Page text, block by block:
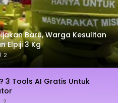
Baru, Warga Kesulitan
Elpiji 3 Kg
2
3 Tools AI Gratis Untuk